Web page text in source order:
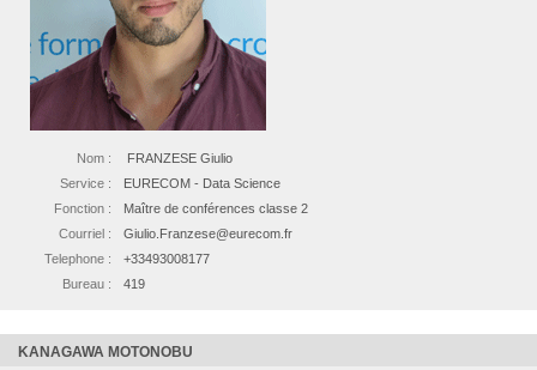
Nom :
FRANZESE Giulio
Service :
EURECOM - Data Science
Fonction :
Maître de conférences classe 2
Courriel :
Giulio.Franzese@eurecom.fr
Telephone :
+33493008177
Bureau :
419
KANAGAWA MOTONOBU